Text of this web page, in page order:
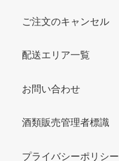
ご注文のキャンセル
配送エリア一覧
お問い合わせ
酒類販売管理者標識
プライバシーポリシー